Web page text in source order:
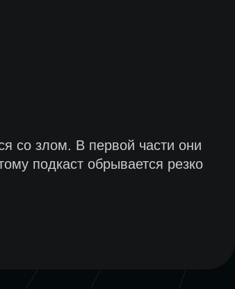
со злом. В первой части они
подкаст обрывается резко